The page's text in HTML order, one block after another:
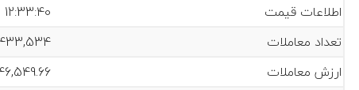
اطلاعات قیمت
تعداد معاملات
ارزش معاملات
B